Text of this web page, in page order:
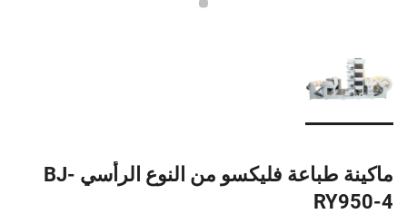
ماكينة طباعة فليكسو من النوع الرأسي BJ-
RY950-4